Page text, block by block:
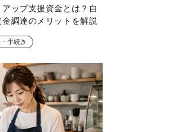
ップ支援資金とは？自
調達のメリットを解説
手続き